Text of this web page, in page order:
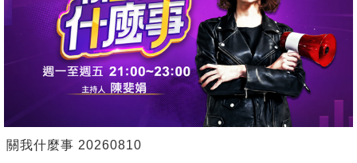
關我什麼事 20260810